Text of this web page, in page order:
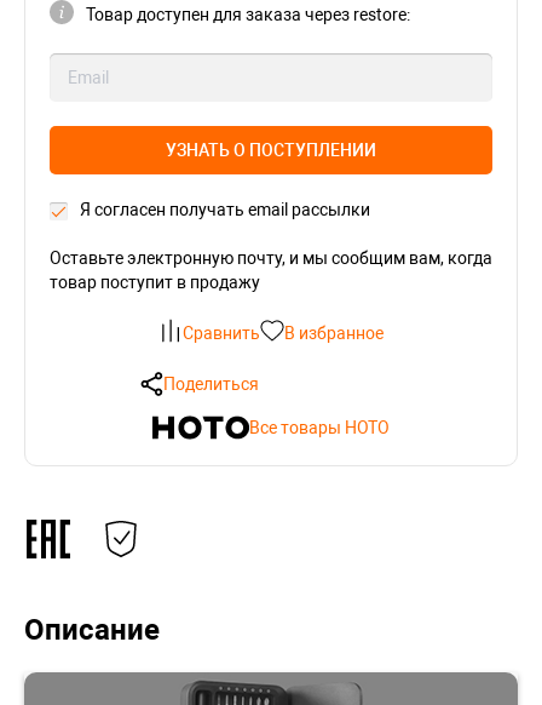
Товар доступен для заказа через restore:
УЗНАТЬ О ПОСТУПЛЕНИИ
Я согласен получать email рассылки
Оставьте электронную почту, и мы сообщим вам, когда
товар поступит в продажу
Сравнить В избранное
Поделиться
Все товары HOTO
Описание